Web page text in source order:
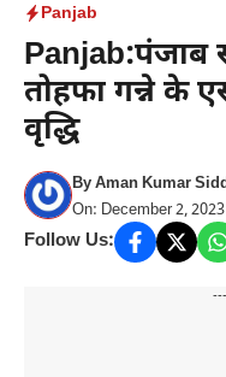
Panjab
Panjab:पंजाब
तोहफा गन्ने के
वृद्धि
ByAman Kumar
On: December 2,
Follow Us: